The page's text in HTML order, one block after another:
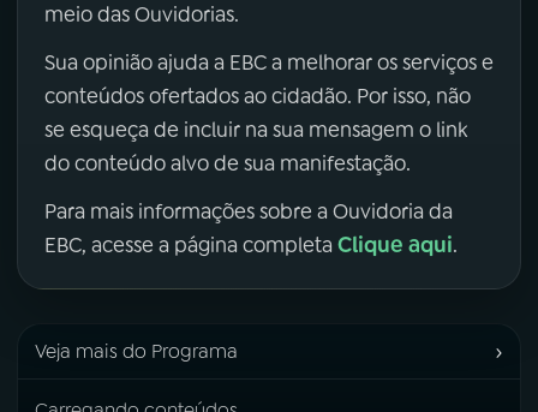
meio das Ouvidorias.
Sua opinião ajuda a EBC a melhorar os serviços e
conteúdos ofertados ao cidadão. Por isso, não
se esqueça de incluir na sua mensagem o link
do conteúdo alvo de sua manifestação.
Para mais informações sobre a Ouvidoria da
EBC, acesse a página completa Clique aqui.
Veja mais do Programa ›